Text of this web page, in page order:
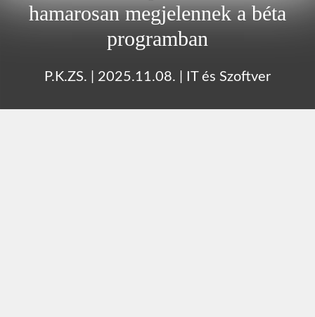
hamarosan megjelennek a béta
programban
P.K.ZS. 2025.11.08. IT és Szoftver